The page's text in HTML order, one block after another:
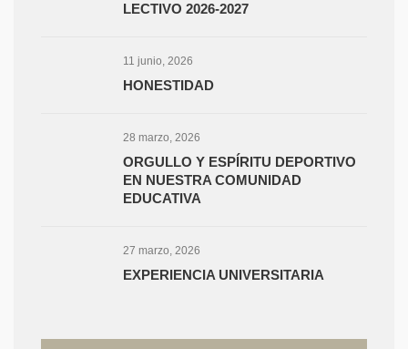
LECTIVO 2026-2027
11 junio, 2026
HONESTIDAD
28 marzo, 2026
ORGULLO Y ESPÍRITU DEPORTIVO
EN NUESTRA COMUNIDAD
EDUCATIVA
27 marzo, 2026
EXPERIENCIA UNIVERSITARIA